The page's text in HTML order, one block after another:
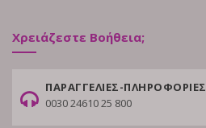
Χρειάζεστε Βοήθεια;
ΠΑΡΑΓΓΕΛΙΕΣ-ΠΛΗΡΟΦΟΡΙΕΣ
0030 24610 25 800